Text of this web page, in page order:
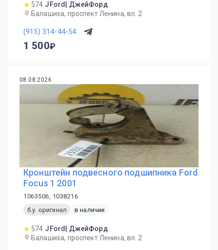
574 JFord| ДжейФорд
Балашиха, проспект Ленина, вл. 2
(915) 314-44-54
1 500
08.08.2026
Кронштейн подвесного подшипника Ford
Focus 1 2001
1063506, 1038216
б.у. оригинал
в наличии
574 JFord| ДжейФорд
Балашиха, проспект Ленина, вл. 2